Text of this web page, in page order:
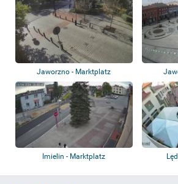
Jaworzno - Marktplatz
Imielin - Marktplatz